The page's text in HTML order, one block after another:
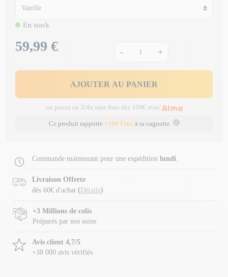
En stock
Prix
59,99 € - +
AJOUTER AU PANIER
ou payez en 3/4x sans frais dès 100€ avec
Ce produit rapporte +180 Fitizà ta cagnotte.
Commande maintenant pour une expédition lundi.
Livraison Offerte
dès 60€ d'achat ( Détails)
+3 Millions de colis
Préparés par nos soins
Avis client 4,7/5
+38 000 avis vérifiés